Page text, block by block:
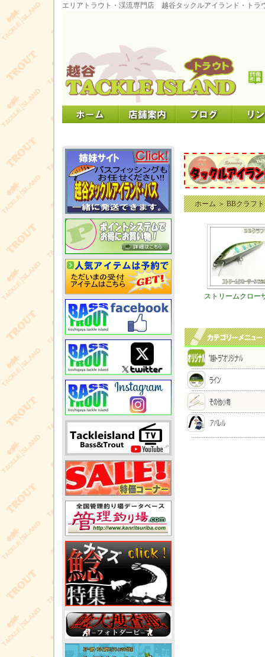
エリアトラウト・渓流専門店 越谷タックルアイランド・トラ
ホーム＞BBクラフト
ストリームクロー